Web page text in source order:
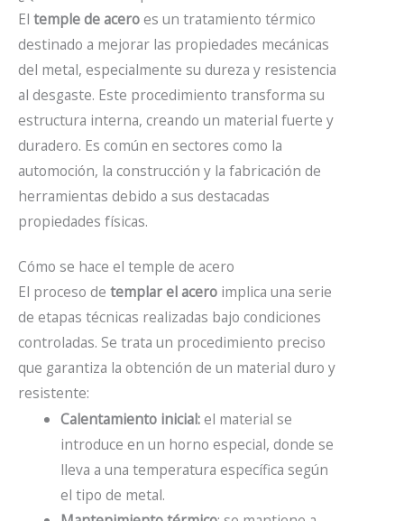
El temple de aceroes un tratamiento térmico
destinado a mejorar las propiedades mecánicas
del metal, especialmente su dureza y resistencia
al desgaste. Este procedimiento transforma su
estructura interna, creando un material fuerte y
duradero. Es común en sectores como la
automoción, la construcción y la fabricación de
herramientas debido a sus destacadas
propiedades físicas.
Cómo se hace el temple de acero
El proceso de templar el acero implica una serie
de etapas técnicas realizadas bajo condiciones
controladas. Se trata un procedimiento preciso
que garantiza la obtención de un material duro y
resistente:
Calentamiento inicial:el material se
introduce en un horno especial, donde se
lleva a una temperatura específica según
el tipo de metal.